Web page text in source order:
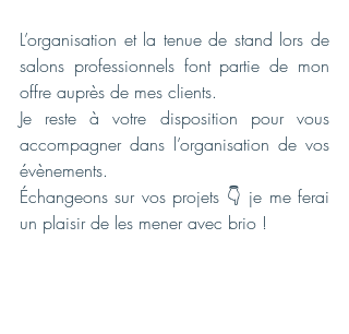
L’organisation et la tenue de stand lors de
salons professionnels font partie de mon
offre auprès de mes clients.
Je reste à votre disposition pour vous
accompagner dans l’organisation de vos
évènements.
Échangeons sur vos projets 👇 je me ferai
un plaisir de les mener avec brio !